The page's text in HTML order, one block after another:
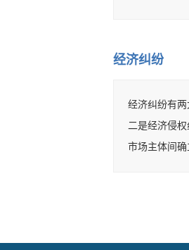
经济纠纷
经济纠纷有
二是经济侵
市场主体间